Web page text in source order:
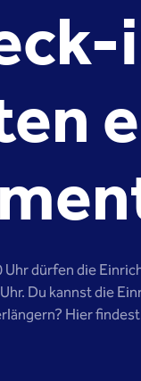
dürfen die
Du kannst die
Hier